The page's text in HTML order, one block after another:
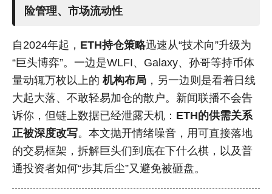
险管理、 市场流动性
自2024年起， ETH持仓策略迅速从“技术向”升级为
“巨头博弈”。一边是WLFI、Galaxy、孙哥等持币体
量动辄万枚以上的 机构布局 ，另一边则是看着日线
大起大落、不敢轻易加仓的散户。新闻联播不会告
诉你，但链上数据已经泄露天机： ETH的供需关系
正被深度改写。本文抛开情绪噪音，用可直接落地
的交易框架，拆解巨头们到底在下什么棋，以及普
通投资者如何“步其后尘”又避免被砸盘。